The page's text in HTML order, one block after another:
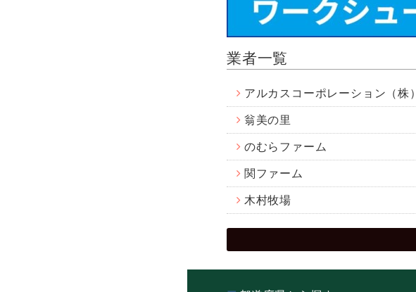
業者一覧
アルカスコーポレーション（株）
翁美の里
のむらファーム
関ファーム
木村牧場